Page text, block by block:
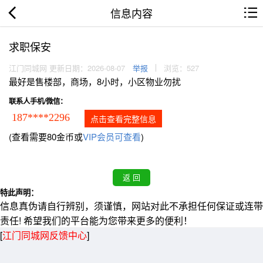
信息内容
求职保安
江门同城网 更新日期：2026-08-07 举报 浏览：527
最好是售楼部，商场，8小时，小区物业勿扰
联系人手机/微信：
187****2296 点击查看完整信息
(查看需要80金币或VIP会员可查看)
特此声明：
信息真伪请自行辨别，须谨慎，网站对此不承担任何保证或连带
责任! 希望我们的平台能为您带来更多的便利！
[江门同城网反馈中心]